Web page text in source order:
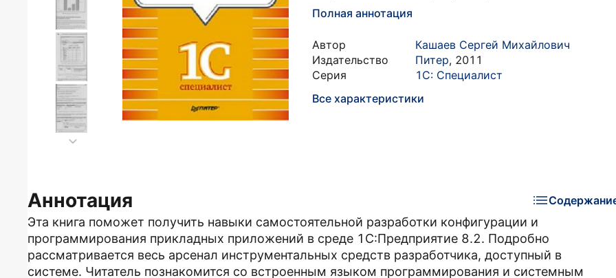
Полная аннотация
Автор
Кашаев Сергей Михайлович
Издательство
Питер, 2011
Серия
1С: Специалист
Все характеристики
Аннотация
Эта книга поможет получить навыки самостоятельной разработки конфигурации и
программирования прикладных приложений в среде 1С:Предприятие 8.2. Подробно
рассматривается весь арсенал инструментальных средств разработчика, доступный в
системе. Читатель познакомится со встроенным языком программирования и системным